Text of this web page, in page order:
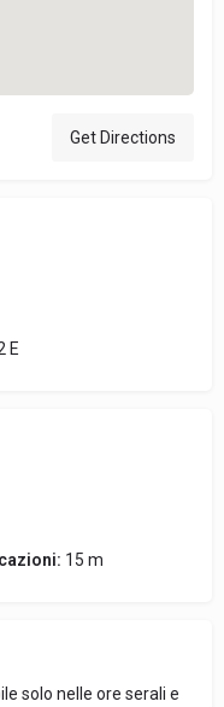
Get Directions
E
15 m
solo nelle ore serali e